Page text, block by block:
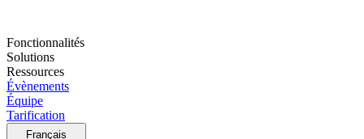
Fonctionnalités
Solutions
Ressources
Évènements
Équipe
Tarification
Français